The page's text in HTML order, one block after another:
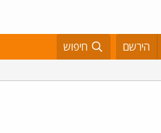
הירשם חיפוש